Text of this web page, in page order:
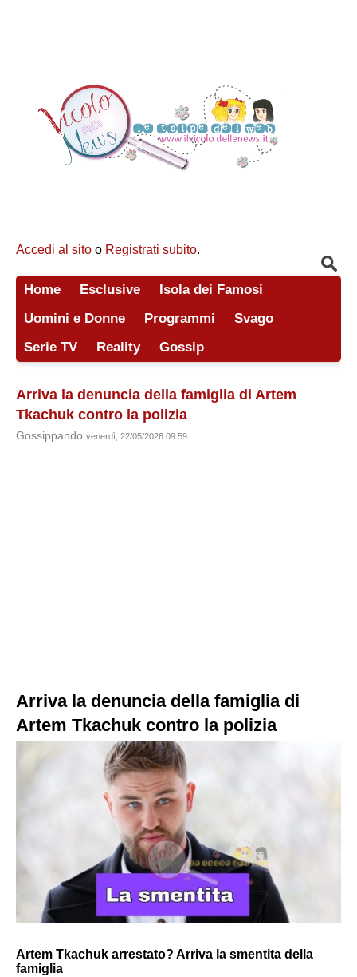
Accedi al sito o Registrati subito.
Home Esclusive
Isola dei Famosi
Uomini e Donne
Programmi
Svago
Serie TV
Reality Gossip
Arriva la denuncia della famiglia di Artem
Tkachuk contro la polizia
Gossippando venerdì, 22/05/2026 09:59
Arriva la denuncia della famiglia di
Artem Tkachuk contro la polizia
Artem Tkachuk arrestato? Arriva la smentita della
famiglia